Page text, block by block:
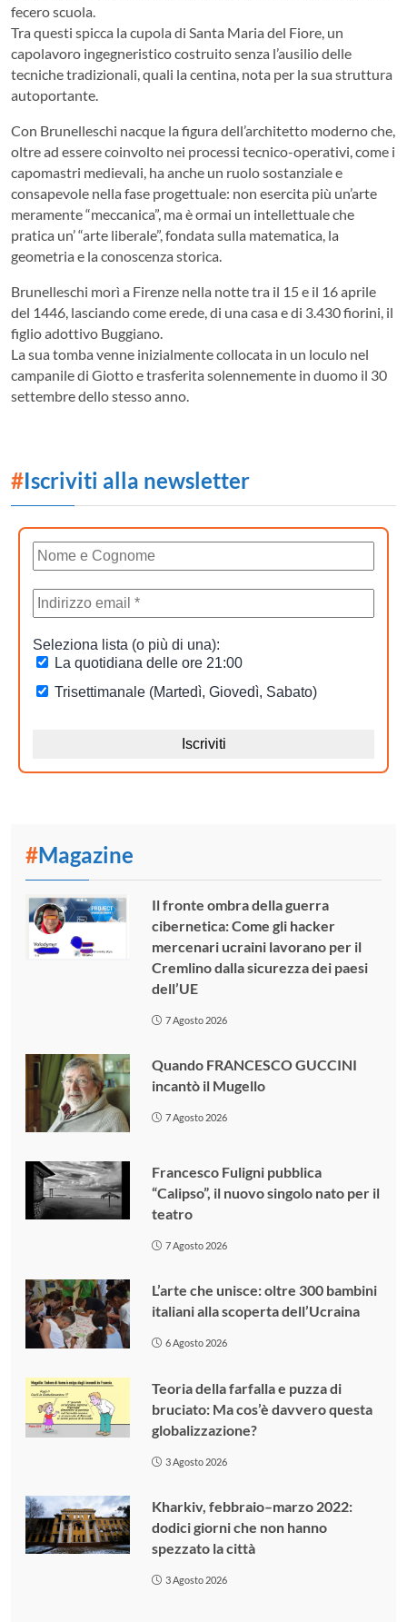
fecero scuola.
Tra questi spicca la cupola di Santa Maria del Fiore, un
capolavoro ingegneristico costruito senza l’ausilio delle
tecniche tradizionali, quali la centina, nota per la sua struttura
autoportante.
Con Brunelleschi nacque la figura dell’architetto moderno che,
oltre ad essere coinvolto nei processi tecnico-operativi, come i
capomastri medievali, ha anche un ruolo sostanziale e
consapevole nella fase progettuale: non esercita più un’arte
meramente “meccanica”, ma è ormai un intellettuale che
pratica un’ “arte liberale”, fondata sulla matematica, la
geometria e la conoscenza storica.
Brunelleschi morì a Firenze nella notte tra il 15 e il 16 aprile
del 1446, lasciando come erede, di una casa e di 3.430 fiorini, il
figlio adottivo Buggiano.
La sua tomba venne inizialmente collocata in un loculo nel
campanile di Giotto e trasferita solennemente in duomo il 30
settembre dello stesso anno.
#Iscriviti alla newsletter
#Magazine
Il fronte ombra della guerra
cibernetica: Come gli hacker
mercenari ucraini lavorano per il
Cremlino dalla sicurezza dei paesi
dell’UE
7 Agosto 2026
Quando FRANCESCO GUCCINI
incantò il Mugello
7 Agosto 2026
Francesco Fuligni pubblica
“Calipso”, il nuovo singolo nato per il
teatro
7 Agosto 2026
L’arte che unisce: oltre 300 bambini
italiani alla scoperta dell’Ucraina
6 Agosto 2026
Teoria della farfalla e puzza di
bruciato: Ma cos’è davvero questa
globalizzazione?
3 Agosto 2026
Kharkiv, febbraio–marzo 2022:
dodici giorni che non hanno
spezzato la città
3 Agosto 2026